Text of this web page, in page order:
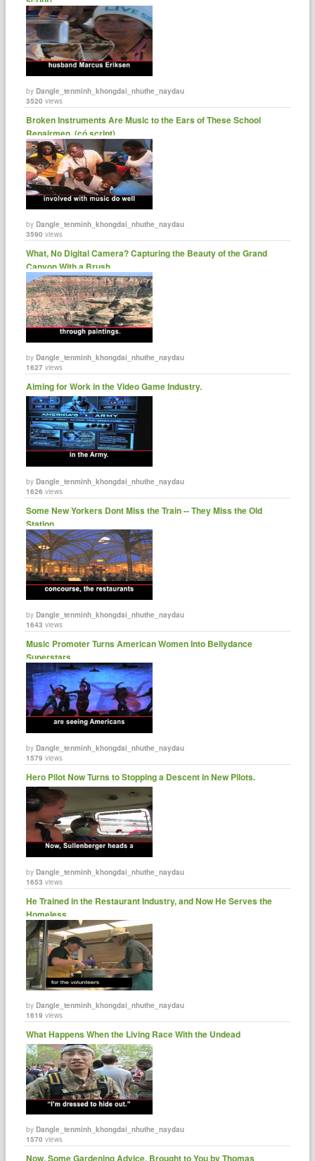
byDangle_tenminh_khongdai_nhuthe_naydau
3520 views
Broken Instruments Are Music to the Ears of These School
Repairmen. (có script)
byDangle_tenminh_khongdai_nhuthe_naydau
3590 views
What, No Digital Camera? Capturing the Beauty of the Grand
Canyon With a Brush.
byDangle_tenminh_khongdai_nhuthe_naydau
1627 views
Aiming for Work in the Video Game Industry.
byDangle_tenminh_khongdai_nhuthe_naydau
1626 views
Some New Yorkers Dont Miss the Train -- They Miss the Old
Station.
byDangle_tenminh_khongdai_nhuthe_naydau
1643 views
Music Promoter Turns American Women Into Bellydance
Superstars.
byDangle_tenminh_khongdai_nhuthe_naydau
1579 views
Hero Pilot Now Turns to Stopping a Descent in New Pilots.
byDangle_tenminh_khongdai_nhuthe_naydau
1653 views
He Trained in the Restaurant Industry, and Now He Serves the
Homeless.
byDangle_tenminh_khongdai_nhuthe_naydau
1619 views
What Happens When the Living Race With the Undead
byDangle_tenminh_khongdai_nhuthe_naydau
1570 views
Now, Some Gardening Advice, Brought to You by Thomas